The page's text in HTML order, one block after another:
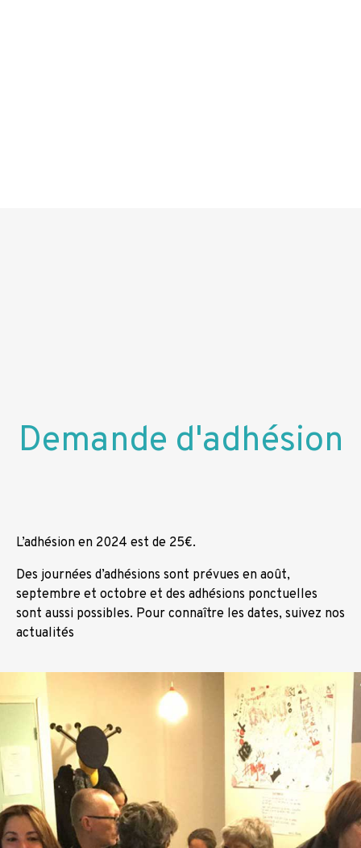
Demande d'adhésion
L’adhésion en 2024 est de 25€.
Des journées d’adhésions sont prévues en août,
septembre et octobre et des adhésions ponctuelles
sont aussi possibles. Pour connaître les dates, suivez nos
actualités